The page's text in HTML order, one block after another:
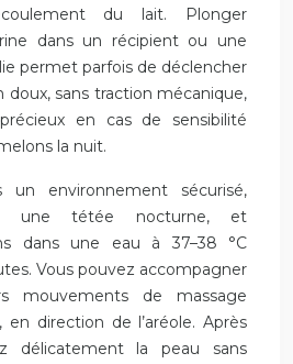
du lait. Plonger
dans un récipient ou une
permet parfois de déclencher
doux, sans traction mécanique,
en cas de sensibilité
la nuit.
un environnement sécurisé,
une tétée nocturne, et
dans une eau à 37–38 °C
Vous pouvez accompagner
mouvements de massage
en direction de l’aréole. Après
délicatement la peau sans